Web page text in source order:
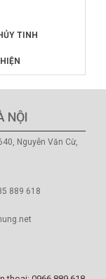
TINH
NỘI
Nguyễn Văn Cừ,
889 618